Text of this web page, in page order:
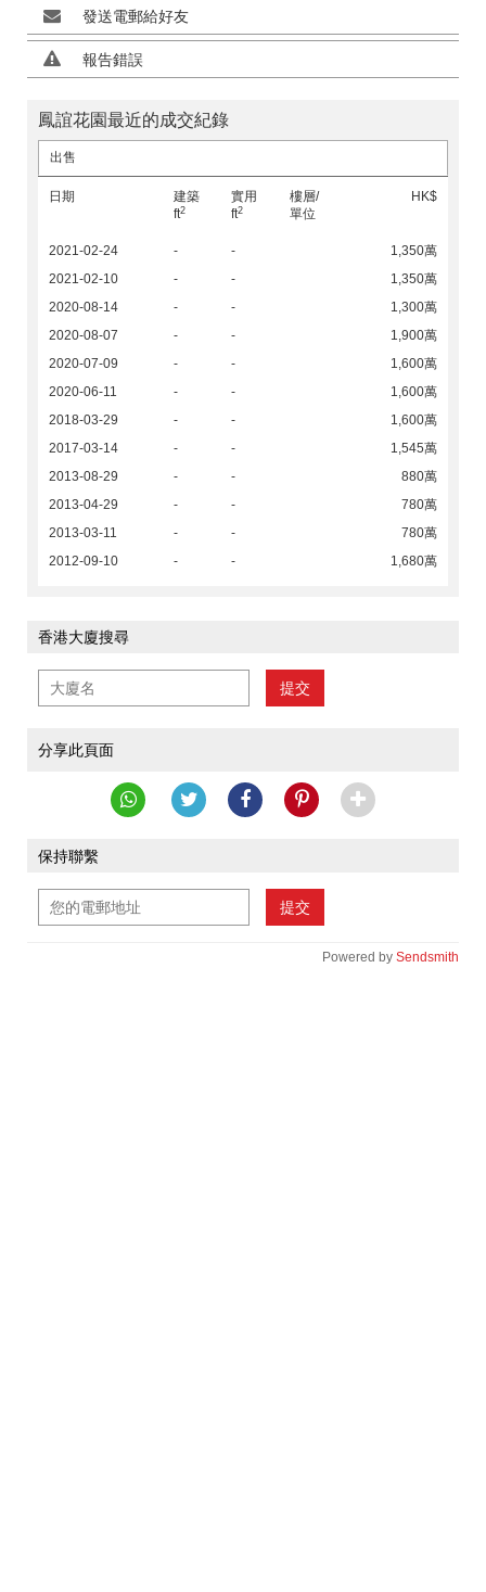
發送電郵給好友
報告錯誤
鳳誼花園最近的成交紀錄
出售
日期
建築
ft2
實用
ft2
樓層/
單位
HK$
2021-02-24 - -
1,350萬
2021-02-10
- -
1,350萬
2020-08-14
- -
1,300萬
2020-08-07
- -
1,900萬
2020-07-09
- -
1,600萬
2020-06-11
- -
1,600萬
2018-03-29
- -
1,600萬
2017-03-14
- -
1,545萬
2013-08-29
- -
880萬
2013-04-29
- -
780萬
2013-03-11
- -
780萬
2012-09-10
- - 1,680萬
香港大廈搜尋
提交
分享此頁面
保持聯繫
提交
Powered by Sendsmith